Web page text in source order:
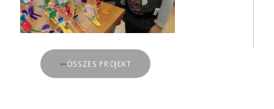
ÖSSZES PROJEKT